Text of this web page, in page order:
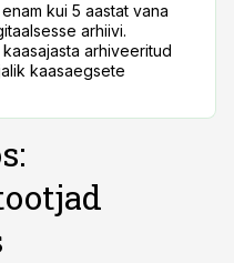
kui 5 aastat vana
arhiivi.
arhiveeritud
kaasaegsete